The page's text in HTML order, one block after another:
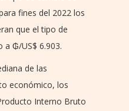
fines del 2022 los
que el tipo de
a ₲/US$ 6.903.
de las
económico, los
Interno Bruto